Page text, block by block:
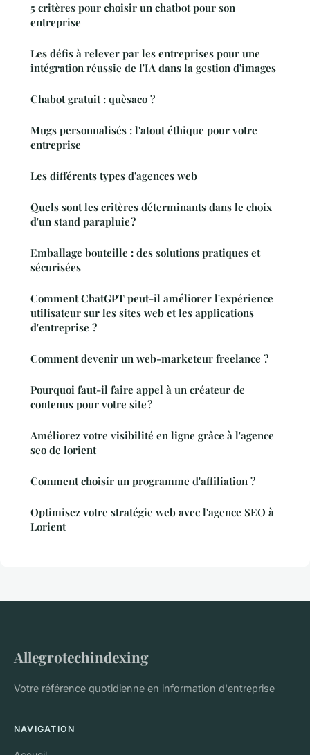
5 critères pour choisir un chatbot pour son
entreprise
Les défis à relever par les entreprises pour une
intégration réussie de l'IA dans la gestion d'images
Chabot gratuit : quèsaco ?
Mugs personnalisés : l'atout éthique pour votre
entreprise
Les différents types d'agences web
Quels sont les critères déterminants dans le choix
d'un stand parapluie ?
Emballage bouteille : des solutions pratiques et
sécurisées
Comment ChatGPT peut-il améliorer l'expérience
utilisateur sur les sites web et les applications
d'entreprise ?
Comment devenir un web-marketeur freelance ?
Pourquoi faut-il faire appel à un créateur de
contenus pour votre site ?
Améliorez votre visibilité en ligne grâce à l'agence
seo de lorient
Comment choisir un programme d'affiliation ?
Optimisez votre stratégie web avec l'agence SEO à
Lorient
Allegrotechindexing
Votre référence quotidienne en information d'entreprise
NAVIGATION